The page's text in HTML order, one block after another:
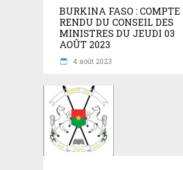
BURKINA FASO : COMPTE
RENDU DU CONSEIL DES
MINISTRES DU JEUDI 03
AOÛT 2023
4 août 2023